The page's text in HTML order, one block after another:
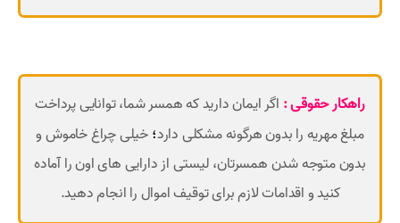
راهکار حقوقی : اگر ایمان دارید که همسر شما، توانایی پرداخت
مبلغ مهریه را بدون هرگونه مشکلی دارد؛خیلی چراغ خاموش و
بدون متوجه شدن همسرتان، لیستی از دارایی های اون را آماده
کنید و اقدامات لازم برای توقیف اموال را انجام دهید.